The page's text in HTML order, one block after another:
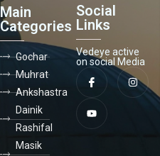
Main
Categories
Gochar
Muhrat
Ankshastra
Dainik
Rashifal
Masik
Social
Links
Vedeye active
on social Media